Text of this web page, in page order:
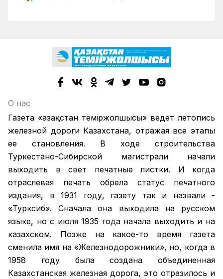
О нас
Газета «Қазақстан теміржолшысы» ведет летопись
железной дороги Казахстана, отражая все этапы
ее становления. В ходе строительства
Туркестано-Сибирской магистрали начали
выходить в свет печатные листки. И когда
отраслевая печать обрела статус печатного
издания, в 1931 году, газету так и назвали -
«Турксиб». Сначала она выходила на русском
языке, но с июля 1935 года начала выходить и на
казахском. Позже на какое-то время газета
сменила имя на «Железнодорожники», но, когда в
1958 году была создана объединенная
Казахстанская железная дорога, это отразилось и